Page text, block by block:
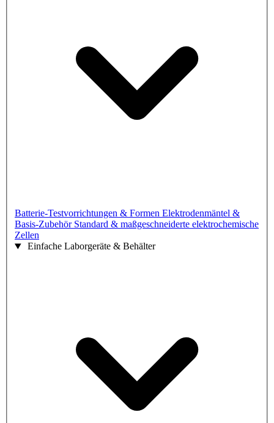
Batterie-Testvorrichtungen & Formen Elektrodenmäntel &
Basis-Zubehör Standard & maßgeschneiderte elektrochemische
Zellen
Einfache Laborgeräte & Behälter